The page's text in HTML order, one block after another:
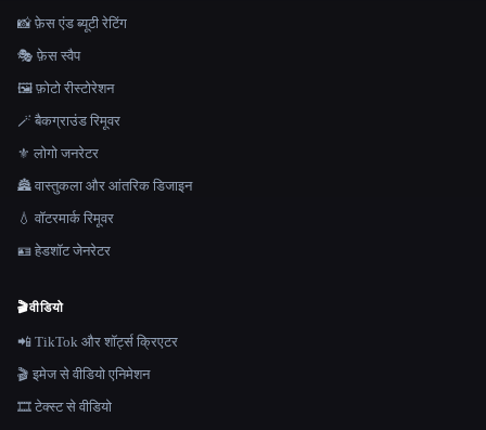
📸 फ़ेस एंड ब्यूटी रेटिंग
🎭 फ़ेस स्वैप
🖼️ फ़ोटो रीस्टोरेशन
🪄 बैकग्राउंड रिमूवर
⚜️ लोगो जनरेटर
🏯 वास्तुकला और आंतरिक डिजाइन
💧 वॉटरमार्क रिमूवर
🪪 हेडशॉट जेनरेटर
🎬वीडियो
📲 TikTok और शॉर्ट्स क्रिएटर
🎬 इमेज से वीडियो एनिमेशन
🎞️ टेक्स्ट से वीडियो